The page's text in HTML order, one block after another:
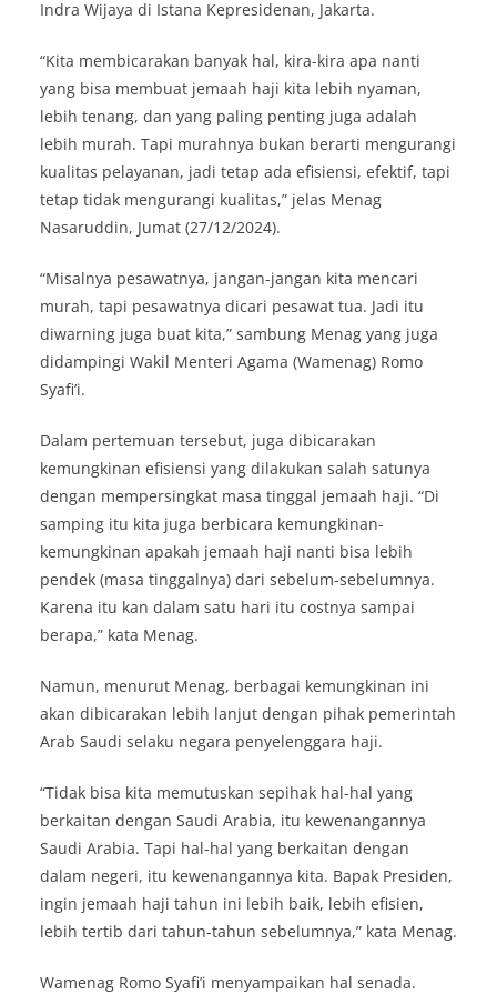
Indra Wijaya di Istana Kepresidenan, Jakarta.
“Kita membicarakan banyak hal, kira-kira apa nanti
yang bisa membuat jemaah haji kita lebih nyaman,
lebih tenang, dan yang paling penting juga adalah
lebih murah. Tapi murahnya bukan berarti mengurangi
kualitas pelayanan, jadi tetap ada efisiensi, efektif, tapi
tetap tidak mengurangi kualitas,” jelas Menag
Nasaruddin, Jumat (27/12/2024).
“Misalnya pesawatnya, jangan-jangan kita mencari
murah, tapi pesawatnya dicari pesawat tua. Jadi itu
diwarning juga buat kita,” sambung Menag yang juga
didampingi Wakil Menteri Agama (Wamenag) Romo
Syafi’i.
Dalam pertemuan tersebut, juga dibicarakan
kemungkinan efisiensi yang dilakukan salah satunya
dengan mempersingkat masa tinggal jemaah haji. “Di
samping itu kita juga berbicara kemungkinan-
kemungkinan apakah jemaah haji nanti bisa lebih
pendek (masa tinggalnya) dari sebelum-sebelumnya.
Karena itu kan dalam satu hari itu costnya sampai
berapa,” kata Menag.
Namun, menurut Menag, berbagai kemungkinan ini
akan dibicarakan lebih lanjut dengan pihak pemerintah
Arab Saudi selaku negara penyelenggara haji.
“Tidak bisa kita memutuskan sepihak hal-hal yang
berkaitan dengan Saudi Arabia, itu kewenangannya
Saudi Arabia. Tapi hal-hal yang berkaitan dengan
dalam negeri, itu kewenangannya kita. Bapak Presiden,
ingin jemaah haji tahun ini lebih baik, lebih efisien,
lebih tertib dari tahun-tahun sebelumnya,” kata Menag.
Wamenag Romo Syafi’i menyampaikan hal senada.